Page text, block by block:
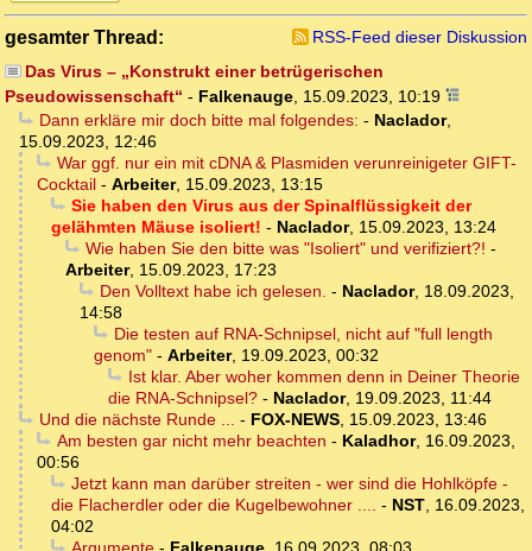
gesamter Thread:
RSS-Feed dieser Diskussion
Das Virus – „Konstrukt einer betrügerischen
Pseudowissenschaft“ - Falkenauge, 15.09.2023, 10:19
Dann erkläre mir doch bitte mal folgendes: - Naclador,
15.09.2023, 12:46
War ggf. nur ein mit cDNA & Plasmiden verunreinigeter GIFT-
Cocktail - Arbeiter, 15.09.2023, 13:15
Sie haben den Virus aus der Spinalflüssigkeit der
gelähmten Mäuse isoliert! - Naclador, 15.09.2023, 13:24
Wie haben Sie den bitte was "Isoliert" und verifiziert?! -
Arbeiter, 15.09.2023, 17:23
Den Volltext habe ich gelesen. - Naclador, 18.09.2023,
14:58
Die testen auf RNA-Schnipsel, nicht auf "full length
genom" - Arbeiter, 19.09.2023, 00:32
Ist klar. Aber woher kommen denn in Deiner Theorie
die RNA-Schnipsel? - Naclador, 19.09.2023, 11:44
Und die nächste Runde ... - FOX-NEWS, 15.09.2023, 13:46
Am besten gar nicht mehr beachten - Kaladhor, 16.09.2023,
00:56
Jetzt kann man darüber streiten - wer sind die Hohlköpfe -
die Flacherdler oder die Kugelbewohner .... - NST, 16.09.2023,
04:02